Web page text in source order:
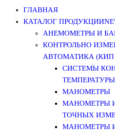
ГЛАВНАЯ
КАТАЛОГ ПРОДУКЦИИ
АНЕМОМЕТРЫ И
КОНТРОЛЬНО
АВТОМАТИКА (КИП
СИСТЕМЫ
ТЕМПЕРАТУРЫ
МАНОМЕТРЫ
МАНОМЕТРЫ
ТОЧНЫХ
МАНОМЕТРЫ